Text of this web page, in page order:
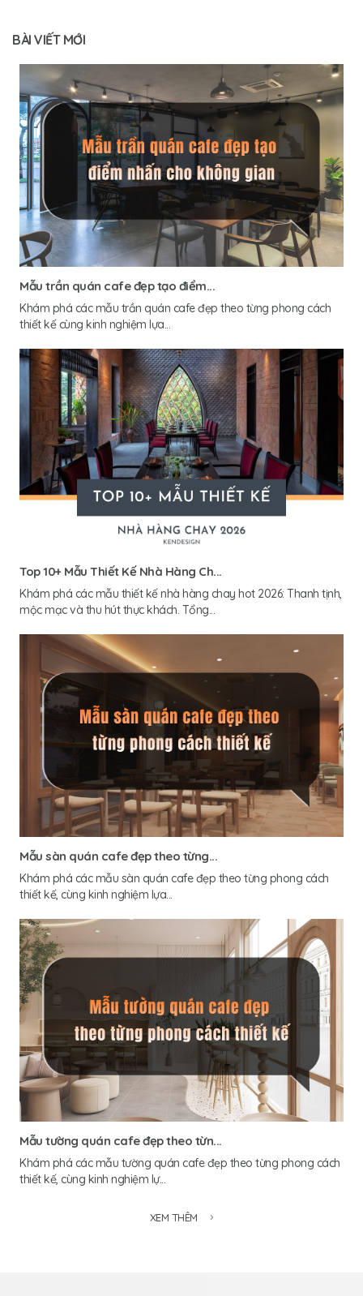
BÀI VIẾT MỚI
Mẫu trần quán cafe đẹp tạo điểm...
Khám phá các mẫu trần quán cafe đẹp theo từng phong cách
thiết kế cùng kinh nghiệm lựa...
Top 10+ Mẫu Thiết Kế Nhà Hàng Ch...
Khám phá các mẫu thiết kế nhà hàng chay hot 2026: Thanh tịnh,
mộc mạc và thu hút thực khách. Tổng...
Mẫu sàn quán cafe đẹp theo từng...
Khám phá các mẫu sàn quán cafe đẹp theo từng phong cách
thiết kế, cùng kinh nghiệm lựa...
Mẫu tường quán cafe đẹp theo từn...
Khám phá các mẫu tường quán cafe đẹp theo từng phong cách
thiết kế, cùng kinh nghiệm lự...
XEM THÊM